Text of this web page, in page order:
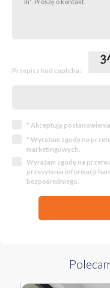
Przepisz kod captcha:
* Akceptuję postanowienia
* Wyrażam zgodę na
marketingowych.
Wyrażam zgodę na
przesyłania informacji
bezpośredniego.